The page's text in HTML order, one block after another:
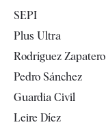
Televisión
SEPI
Plus Ultra
Rodríguez Zapatero
Pedro Sánchez
Guardia Civil
Leire Díez